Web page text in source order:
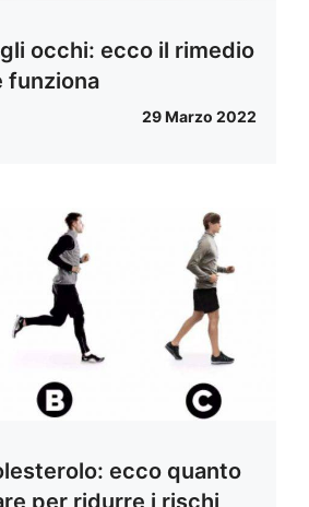
occhi: ecco il rimedio
funziona
29 Marzo 2022
ecco quanto